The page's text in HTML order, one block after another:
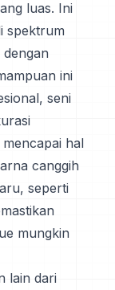
luas. Ini
spektrum
ini
seni
hal
canggih
seperti
mungkin
lain dari